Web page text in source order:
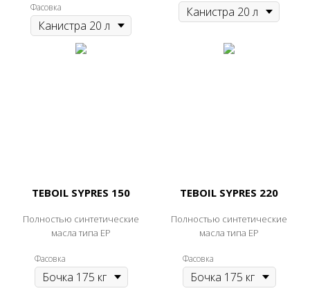
Фасовка
TEBOIL SYPRES 150
Полностью синтетические
масла типа ЕР
Фасовка
TEBOIL SYPRES 220
Полностью синтетические
масла типа ЕР
Фасовка